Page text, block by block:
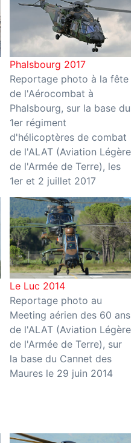
Phalsbourg 2017
Reportage photo à la fête
de l'Aérocombat à
Phalsbourg, sur la base du
1er régiment
d'hélicoptères de combat
de l'ALAT (Aviation Légère
de l'Armée de Terre), les
1er et 2 juillet 2017
Le Luc 2014
Reportage photo au
Meeting aérien des 60 ans
de l'ALAT (Aviation Légère
de l'Armée de Terre), sur
la base du Cannet des
Maures le 29 juin 2014